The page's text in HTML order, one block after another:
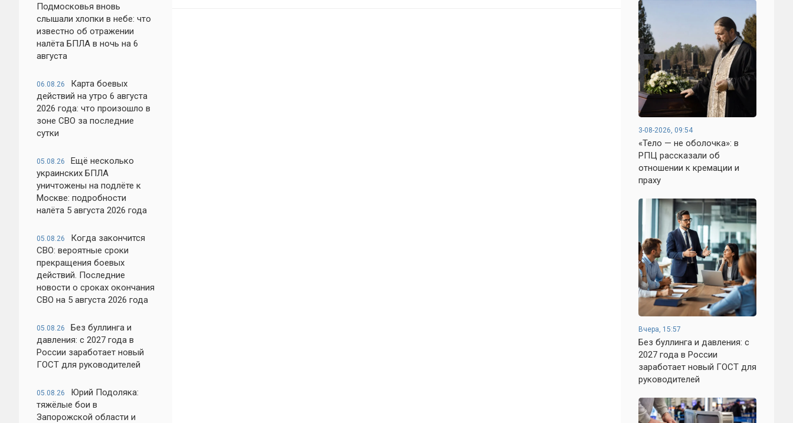
Подмосковья вновь
слышали хлопки в небе: что
известно об отражении
налёта БПЛА в ночь на 6
августа
06.08.26
Карта боевых
действий на утро 6 августа
2026 года: что произошло в
зоне СВО за последние
сутки
05.08.26
Ещё несколько
украинских БПЛА
уничтожены на подлёте к
Москве: подробности
налёта 5 августа 2026 года
05.08.26
Когда закончится
СВО: вероятные сроки
прекращения боевых
действий. Последние
новости о сроках окончания
СВО на 5 августа 2026 года
05.08.26
Без буллинга и
давления: с 2027 года в
России заработает новый
ГОСТ для руководителей
05.08.26
Юрий Подоляка:
тяжёлые бои в
Запорожской области и
3-08-2026, 09:54
«Тело — не оболочка»: в
РПЦ рассказали об
отношении к кремации и
праху
Вчера, 15:57
Без буллинга и давления: с
2027 года в России
заработает новый ГОСТ для
руководителей